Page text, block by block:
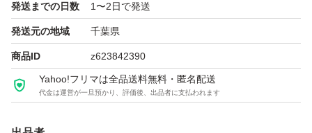
発送までの日数 1〜2日で発送
発送元の地域 千葉県
商品ID z623842390
Yahoo!フリマは全品送料無料・匿名配送
代金は運営が一旦預かり、評価後、出品者に支払われます